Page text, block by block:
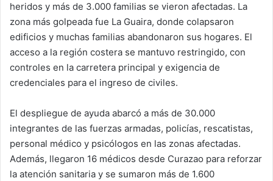
heridos y más de 3.000 familias se vieron afectadas. La
zona más golpeada fue La Guaira, donde colapsaron
edificios y muchas familias abandonaron sus hogares. El
acceso a la región costera se mantuvo restringido, con
controles en la carretera principal y exigencia de
credenciales para el ingreso de civiles.
El despliegue de ayuda abarcó a más de 30.000
integrantes de las fuerzas armadas, policías, rescatistas,
personal médico y psicólogos en las zonas afectadas.
Además, llegaron 16 médicos desde Curazao para reforzar
la atención sanitaria y se sumaron más de 1.600